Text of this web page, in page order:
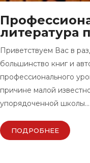
литература
Приветствуем Вас в
большинство книг и
профессионального
причине малой
упорядоченной школы…
ПОДРОБНЕЕ